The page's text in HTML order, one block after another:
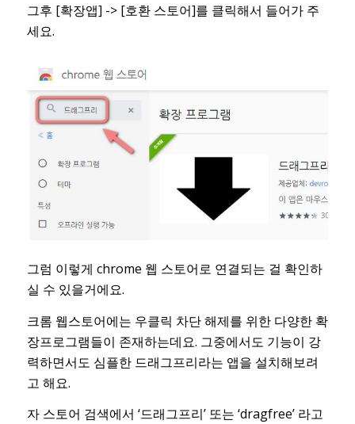
그후 [확장앱] -> [호환 스토어]를 클릭해서 들어가 주
세요.
그럼 이렇게 chrome 웹 스토어로 연결되는 걸 확인하
실 수 있을거에요.
크롬 웹스토어에는 우클릭 차단 해제를 위한 다양한 확
장프로그램들이 존재하는데요. 그중에서도 기능이 강
력하면서도 심플한 드래그프리라는 앱을 설치해보려
고 해요.
자 스토어 검색에서 ‘드래그프리’ 또는 ‘dragfree’ 라고